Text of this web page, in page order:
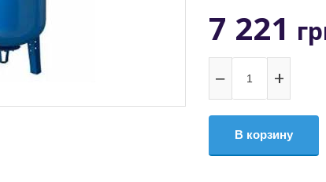
7 221
− +
В корзину